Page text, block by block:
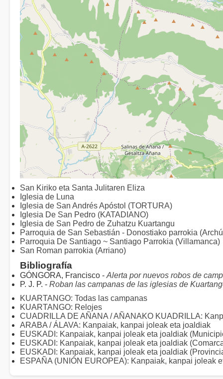
San Kiriko eta Santa Julitaren Eliza
Iglesia de Luna
Iglesia de San Andrés Apóstol (TORTURA)
Iglesia De San Pedro (KATADIANO)
Iglesia de San Pedro de Zuhatzu Kuartangu
Parroquia de San Sebastián - Donostiako parrokia
Parroquia De Santiago ~ Santiago Parrokia (Villamanca)
San Roman parrokia (Arriano)
Bibliografía
GÓNGORA, Francisco - Alerta por nuevos robos de
P. J. P. - Roban las campanas de las iglesias de
KUARTANGO: Todas las campanas
KUARTANGO: Relojes
CUADRILLA DE AÑANA / AÑANAKO KUADRILLA:
ARABA / ÁLAVA: Kanpaiak, kanpai joleak eta joaldiak
EUSKADI: Kanpaiak, kanpai joleak eta joaldiak
EUSKADI: Kanpaiak, kanpai joleak eta joaldiak
EUSKADI: Kanpaiak, kanpai joleak eta joaldiak
ESPAÑA (UNIÓN EUROPEA): Kanpaiak, kanpai joleak